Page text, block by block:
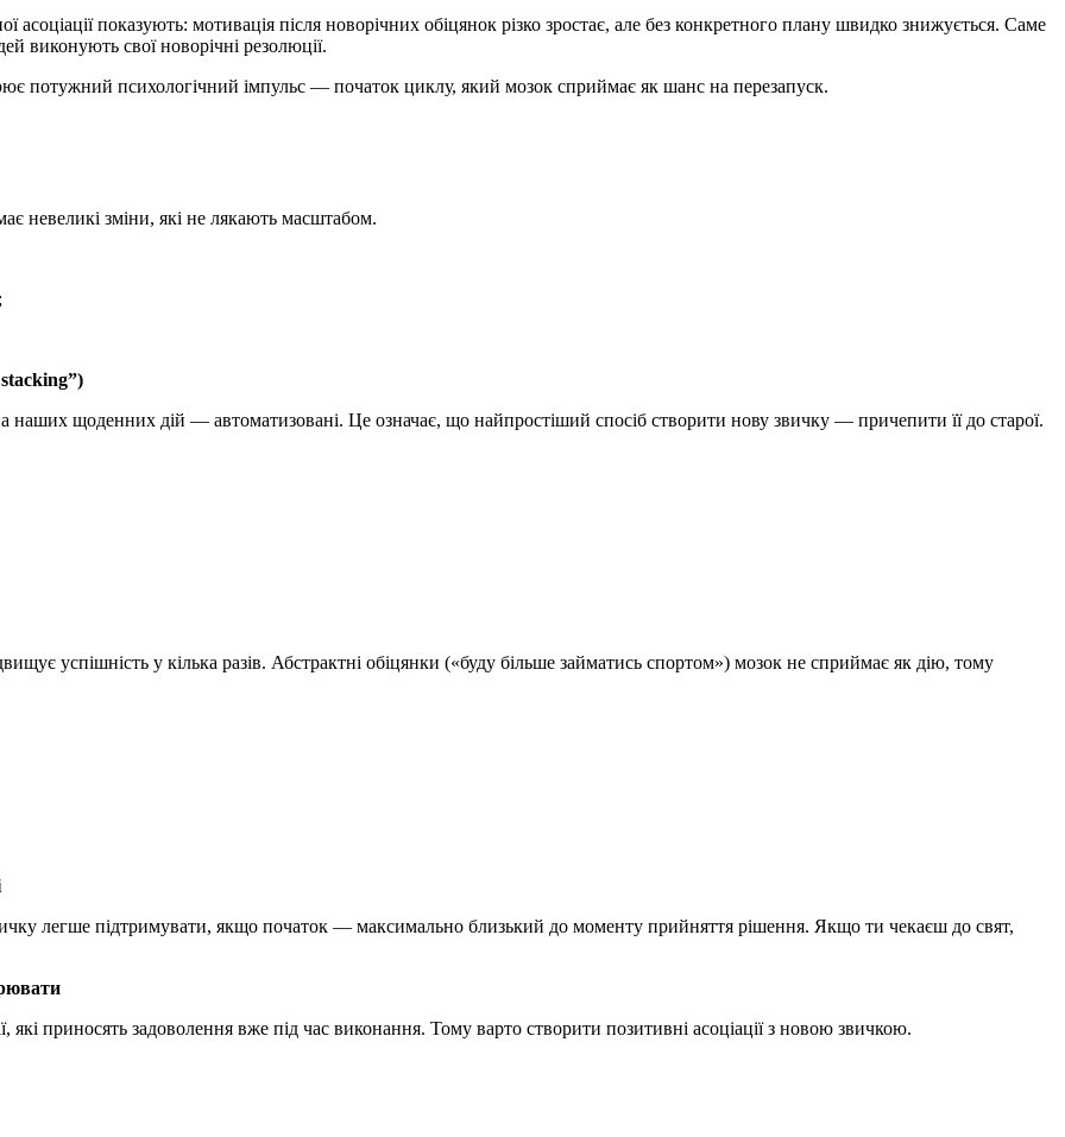
асоціації показують: мотивація після новорічних обіцянок різко зростає, але без конкретного плану швидко знижується. Саме
виконують свої новорічні резолюції.
потужний психологічний імпульс — початок циклу, який мозок сприймає як шанс на перезапуск.
невеликі зміни, які не лякають масштабом.
щоденних дій — автоматизовані. Це означає, що найпростіший спосіб створити нову звичку — причепити її до старої.
успішність у кілька разів. Абстрактні обіцянки («буду більше займатись спортом») мозок не сприймає як дію, тому
легше підтримувати, якщо початок — максимально близький до моменту прийняття рішення. Якщо ти чекаєш до свят,
приносять задоволення вже під час виконання. Тому варто створити позитивні асоціації з новою звичкою.